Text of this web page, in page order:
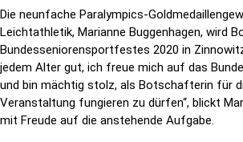
Die neunfache Paralympics-
Leichtathletik, Marianne Buggenhagen, wird
Bundesseniorensportfestes 2020 in
jedem Alter gut, ich freue mich auf das
und bin mächtig stolz, als Botschafterin für
Veranstaltung fungieren zu dürfen“, blickt
mit Freude auf die anstehende Aufgabe.